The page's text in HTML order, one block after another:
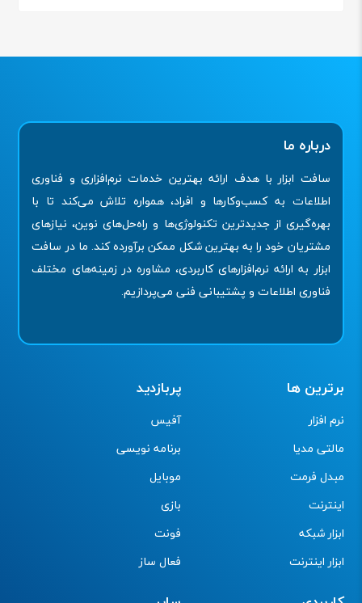
درباره ما
سافت ابزار با هدف ارائه بهترین خدمات نرم‌افزاری و فناوری
اطلاعات به کسب‌وکارها و افراد، همواره تلاش می‌کند تا با
بهره‌گیری از جدیدترین تکنولوژی‌ها و راه‌حل‌های نوین، نیازهای
مشتریان خود را به بهترین شکل ممکن برآورده کند. ما در سافت
ابزار به ارائه نرم‌افزارهای کاربردی، مشاوره در زمینه‌های مختلف
فناوری اطلاعات و پشتیبانی فنی می‌پردازیم.
برترین ها
نرم افزار
مالتی مدیا
مبدل فرمت
اینترنت
ابزار شبکه
ابزار اینترنت
پربازدید
آفیس
برنامه نویسی
موبایل
بازی
فونت
فعال ساز